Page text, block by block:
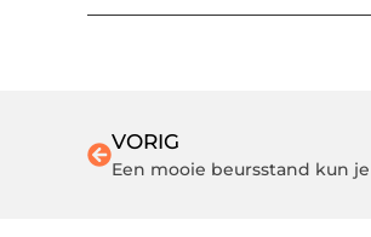
VORIG
Een mooie beursstand kun